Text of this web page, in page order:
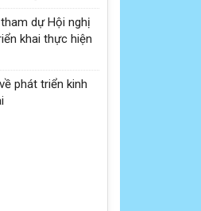
dự Hội nghị
khai thực hiện
phát triển kinh